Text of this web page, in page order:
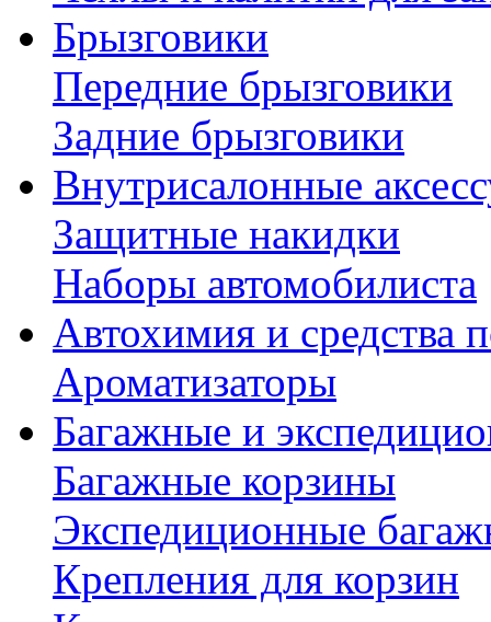
Брызговики
Передние брызговики
Задние брызговики
Внутрисалонные
Защитные накидки
Наборы автомобилиста
Автохимия и средства
Ароматизаторы
Багажные и
Багажные корзины
Экспедиционные
Крепления для корзин